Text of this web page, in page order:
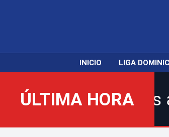
INICIO LIGA
ÚLTIMA HORA
al nuevo